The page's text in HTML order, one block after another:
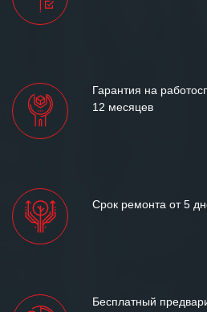
Гарантия на
12 месяцев
Срок ремонта от 5
Бесплатный